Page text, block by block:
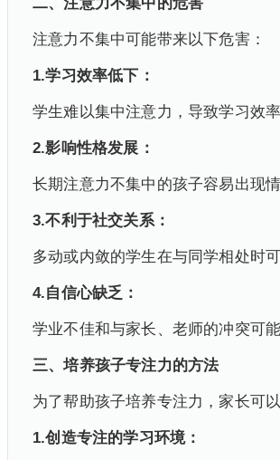
注意力不集中可能带来以下危害：
1.学习效率低下：
学生难以集中注意力，导致学习效
2.影响性格发展：
长期注意力不集中的孩子容易出现
3.不利于社交关系：
多动或内敛的学生在与同学相处时
4.自信心缺乏：
学业不佳和与家长、老师的冲突可
三、培养孩子专注力的方法
为了帮助孩子培养专注力，家长可
1.创造专注的学习环境：